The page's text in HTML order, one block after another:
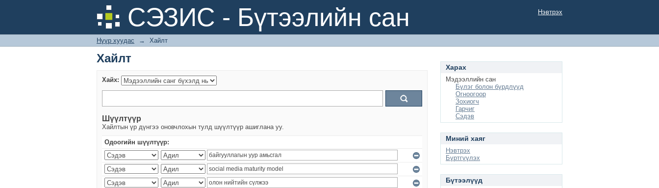
СЭЗИС - Бүтээлийн сан
Хайлт Нэвтрэх
Нүүр хуудас → Хайлт
Хайлт
Хайх:
Шүүлтүүр
Хайлтын үр дүнгээ оновчлохын тулд шүүлтүүр ашиглана уу.
Одоогийн шүүлтүүр:
Харах
Мэдээллийн сан
Бүлэг болон бүрдлүүд
Огноогоор
Зохиогч
Гарчиг
Сэдэв
Миний хаяг
Нэвтрэх
Бүртгүүлэх
Бүтээлүүд